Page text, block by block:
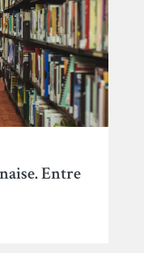
Entre